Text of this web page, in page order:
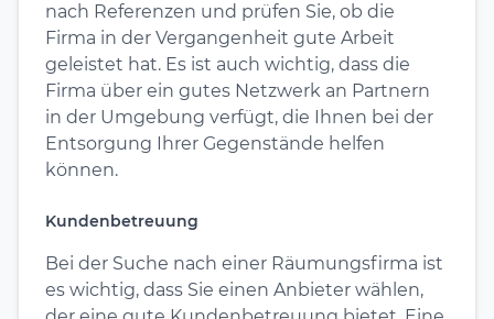
nach Referenzen und prüfen Sie, ob die
Firma in der Vergangenheit gute Arbeit
geleistet hat. Es ist auch wichtig, dass die
Firma über ein gutes Netzwerk an Partnern
in der Umgebung verfügt, die Ihnen bei der
Entsorgung Ihrer Gegenstände helfen
können.
Kundenbetreuung
Bei der Suche nach einer Räumungsfirma ist
es wichtig, dass Sie einen Anbieter wählen,